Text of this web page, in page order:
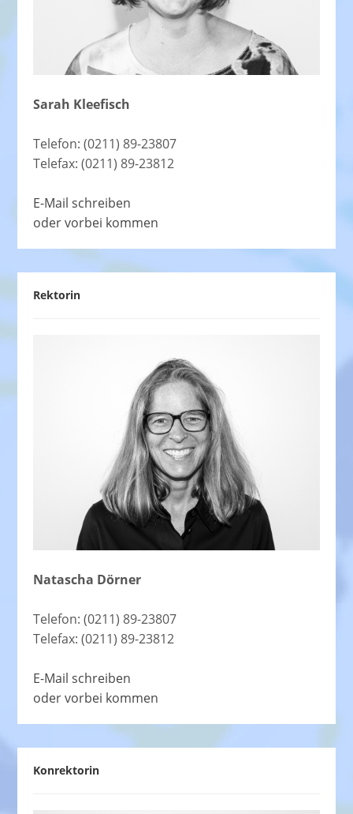
Sarah Kleefisch
Telefon: (0211) 89-23807
Telefax: (0211) 89-23812
E-Mail schreiben
oder vorbei kommen
Rektorin
Natascha Dörner
Telefon: (0211) 89-23807
Telefax: (0211) 89-23812
E-Mail schreiben
oder vorbei kommen
Konrektorin